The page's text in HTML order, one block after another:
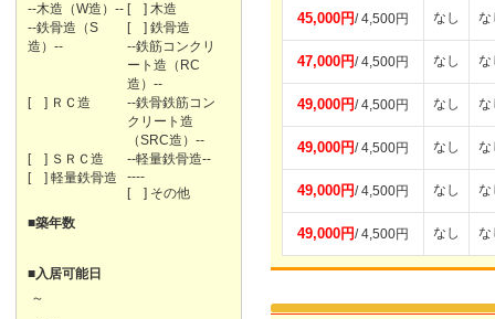
--木造（W造）-- [ ] 木造
--鉄骨造（S
造）--
[ ] 鉄骨造
--鉄筋コンクリ
ート造（RC
造）--
[ ] ＲＣ造
--鉄骨鉄筋コン
クリート造
（SRC造）--
[ ] ＳＲＣ造
--軽量鉄骨造--
[ ] 軽量鉄骨造
----
[ ] その他
■築年数
■入居可能日
～
45,000円/ 4,500円 なし な
47,000円/ 4,500円 なし な
49,000円/ 4,500円 なし な
49,000円/ 4,500円 なし な
49,000円/ 4,500円 なし な
49,000円/ 4,500円 なし な